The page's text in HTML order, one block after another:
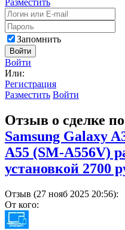
Разместить
Запомнить
Войти
Войти
Или:
Регистрация
Разместить Войти
Отзыв о сделке
Samsung Galaxy
A55 (SM-A556V)
установкой 2700
Отзыв (27 нояб 2025 20:56):
От кого: